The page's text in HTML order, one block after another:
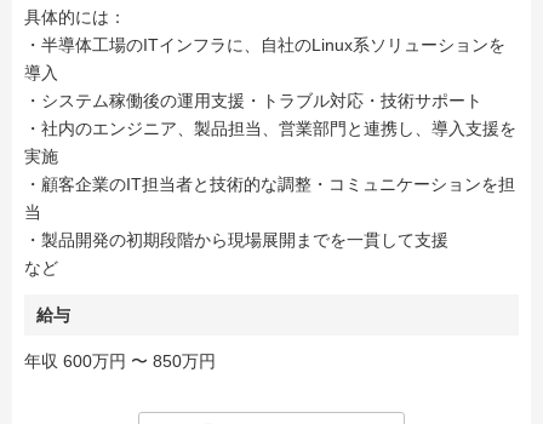
具体的には：
・半導体工場のITインフラに、自社のLinux系ソリューションを
導入
・システム稼働後の運用支援・トラブル対応・技術サポート
・社内のエンジニア、製品担当、営業部門と連携し、導入支援を
実施
・顧客企業のIT担当者と技術的な調整・コミュニケーションを担
当
・製品開発の初期段階から現場展開までを一貫して支援
など
給与
年収 600万円 〜 850万円